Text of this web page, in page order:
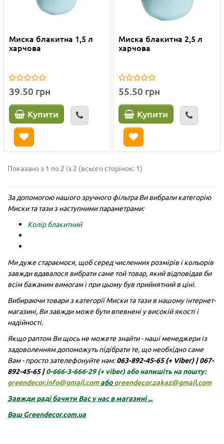
Миска блакитна 1,5 л
харчова
39.50 грн
Купити
Миска блакитна 2,5 л
харчова
55.50 грн
Купити
Показано з 1 по 2 із 2 (всього сторінок: 1)
За допомогою нашого зручного фільтра Ви вибрали категорію
Миски та тази з наступними параметрами:
Колір блакитний
Ми дуже стараємося, щоб серед численних розмірів і кольорів
завжди вдавалося вибрати саме той товар, який відповідав би
всім бажаним вимогам і при цьому був прийнятний в ціні.
Вибираючи товари з категорії Миски та тази в нашому інтернет-
магазині, Ви завжди може бути впевнені у високій якості і
надійності.
Якщо раптом Ви щось не можете знайти - наші менеджери із
задоволенням допоможуть підібрати те, що необхідно саме
Вам - просто зателефонуйте нам:063-892-45-65 (+ Viber)|067-
892-45-65 |0-666-3-666-29(+ viber)або напишіть на пошту:
greendecor.info@gmail.comабоgreendecor.zakaz@gmail.com
Завжди раді бачити Вас у нас в магазині ...
ВашGreendecor.com.ua